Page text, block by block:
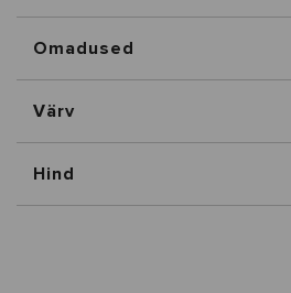
Omadused
Värv
Hind